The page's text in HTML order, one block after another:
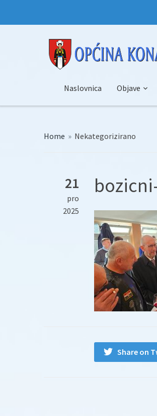
Naslovnica Objave
Home » Nekategorizirano
21
pro
2025
Share on